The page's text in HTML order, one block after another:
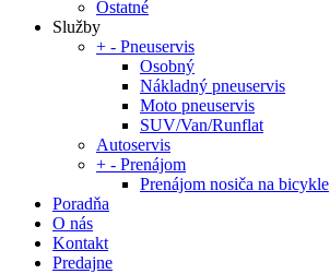
Ostatné
Služby
+ - Pneuservis
Osobný
Nákladný pneuservis
Moto pneuservis
SUV/Van/Runflat
Autoservis
+ - Prenájom
Prenájom nosiča na bicykle
Poradňa
O nás
Kontakt
Predajne